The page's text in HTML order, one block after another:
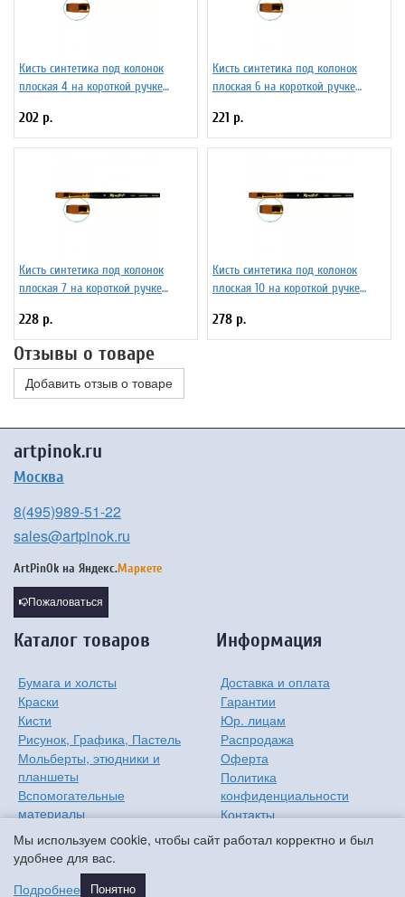
Мы используем cookie, чтобы сайт работал корректно и был
удобнее для вас.
Подробнее
Понятно
Кисть синтетика под колонок
плоская 4 на короткой ручке
202 р.
Кисть синтетика под колонок
плоская 6 на короткой ручке
221 р.
Кисть синтетика под колонок
плоская 7 на короткой ручке
228 р.
Кисть синтетика под колонок
плоская 10 на короткой ручке
278 р.
Отзывы о товаре
Добавить отзыв о товаре
artpinok.ru
Москва
8(495)989-51-22
sales@artpinok.ru
ArtPinOk на Яндекс.Маркете
Пожаловаться
Каталог товаров
Бумага и холсты
Краски
Кисти
Рисунок, Графика, Пастель
Мольберты, этюдники и
планшеты
Вспомогательные
материалы
Хобби
Детям
Мастер-классы
Информация
Доставка и оплата
Гарантии
Юр. лицам
Распродажа
Оферта
Политика
конфиденциальности
Контакты
О компании